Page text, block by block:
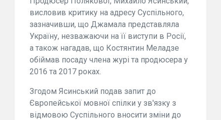
висловив критику на адресу Суспільного,
зазначивши, що Джамала представляла
Україну, незважаючи на її виступи в Росії,
а також нагадав, що Костянтин Меладзе
обіймав посаду члена журі та продюсера у
2016 та 2017 роках.
Згодом Ясинський подав запит до
Європейської мовної спілки у зв'язку з
відмовою Суспільного вносити зміни до